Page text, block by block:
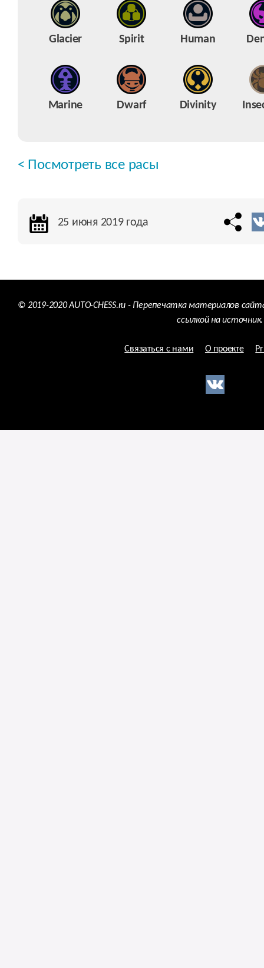
Glacier Spirit Human
Marine Dwarf Divinity
< Посмотреть все расы
25 июня 2019 года
© 2019-2020 AUTO-CHESS.ru - Перепечатка материалов
ссылкой на источник.
Связаться с нами О проекте